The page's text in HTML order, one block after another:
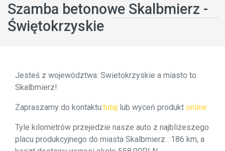
Szamba betonowe Skalbmierz -
Świętokrzyskie
Jesteś z województwa: Swietokrzyskie a miasto to
Skalbmierz!
Zapraszamy do kontaktu:tutaj lub wyceń produkt online
Tyle kilometrów przejedzie nasze auto z najbliżeszego
placu produkcyjnego do miasta Skalbmierz : 186 km, a